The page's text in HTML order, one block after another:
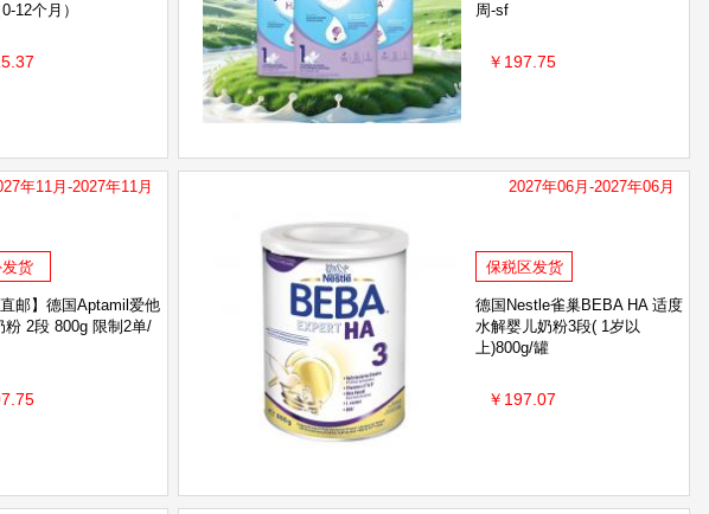
12个月）
周-sf
￥197.75
年11月-2027年11月
货
直邮】德国Aptamil爱他
粉 2段 800g 限制2单/
2027年06月-2027年06月
保税区发货
德国Nestle雀巢BEBA HA 适度
水解婴儿奶粉3段( 1岁以
上)800g/罐
￥197.07